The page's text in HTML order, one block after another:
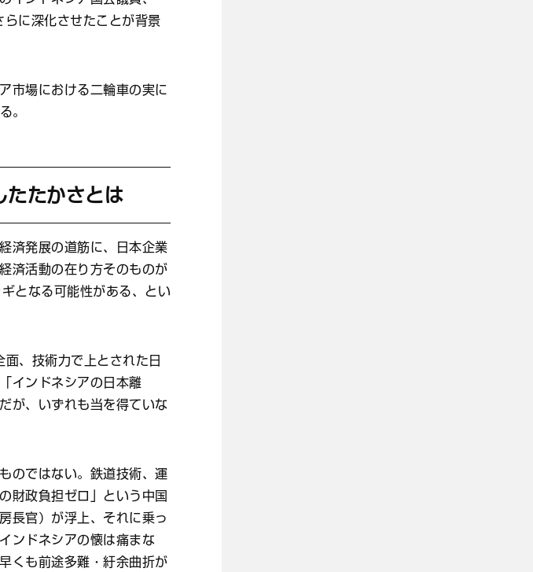
に深化させたことが背景
市場における二輪車の実に
。
たたかさとは
済発展の道筋に、日本企業
済活動の在り方そのものが
となる可能性がある、とい
、技術力で上とされた日
インドネシアの日本離
が、いずれも当を得ていな
のではない。鉄道技術、運
財政負担ゼロ」という中国
長官）が浮上、それに乗っ
ンドネシアの懐は痛まな
くも前途多難・紆余曲折が